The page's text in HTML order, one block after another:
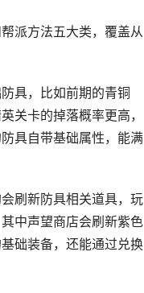
派方法五大类，覆盖从
具，比如前期的青铜
关卡的掉落概率更高，
具自带基础属性，能满
刷新防具相关道具，玩
中声望商店会刷新紫色
础装备，还能通过兑换